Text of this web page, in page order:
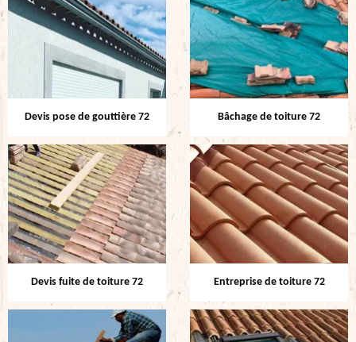
Devis pose de gouttière 72 Bâchage de toiture 72
Devis fuite de toiture 72 Entreprise de toiture 72